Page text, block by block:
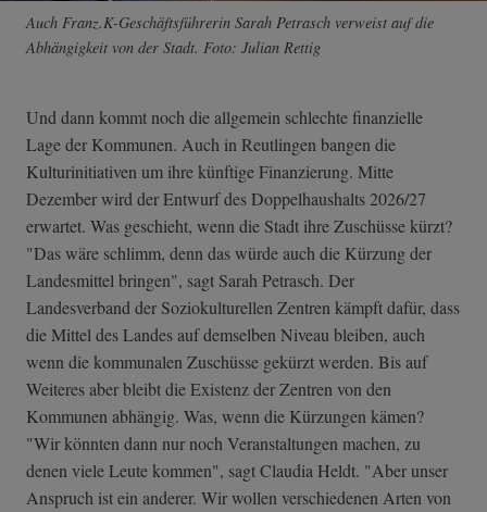
Auch Franz.K-Geschäftsführerin Sarah Petrasch verweist auf die
Abhängigkeit von der Stadt. Foto: Julian Rettig
Und dann kommt noch die allgemein schlechte finanzielle
Lage der Kommunen. Auch in Reutlingen bangen die
Kulturinitiativen um ihre künftige Finanzierung. Mitte
Dezember wird der Entwurf des Doppelhaushalts 2026/27
erwartet. Was geschieht, wenn die Stadt ihre Zuschüsse kürzt?
"Das wäre schlimm, denn das würde auch die Kürzung der
Landesmittel bringen", sagt Sarah Petrasch. Der
Landesverband der Soziokulturellen Zentren kämpft dafür, dass
die Mittel des Landes auf demselben Niveau bleiben, auch
wenn die kommunalen Zuschüsse gekürzt werden. Bis auf
Weiteres aber bleibt die Existenz der Zentren von den
Kommunen abhängig. Was, wenn die Kürzungen kämen?
"Wir könnten dann nur noch Veranstaltungen machen, zu
denen viele Leute kommen", sagt Claudia Heldt. "Aber unser
Anspruch ist ein anderer. Wir wollen verschiedenen Arten von